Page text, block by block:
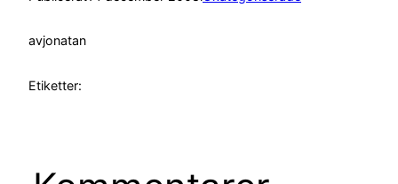
avjonatan
Etiketter: